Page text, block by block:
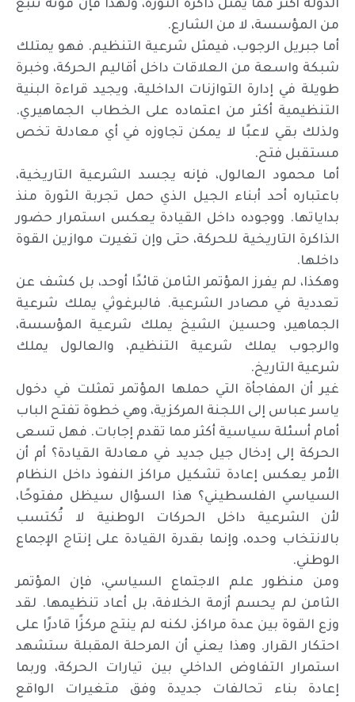
الدولة أكثر مما يمثل ذاكرة الثورة، ولهذا فإن قوته تنبع
من المؤسسة، لا من الشارع.
أما جبريل الرجوب، فيمثل شرعية التنظيم. فهو يمتلك
شبكة واسعة من العلاقات داخل أقاليم الحركة، وخبرة
طويلة في إدارة التوازنات الداخلية، ويجيد قراءة البنية
التنظيمية أكثر من اعتماده على الخطاب الجماهيري.
ولذلك بقي لاعبًا لا يمكن تجاوزه في أي معادلة تخص
مستقبل فتح.
أما محمود العالول، فإنه يجسد الشرعية التاريخية،
باعتباره أحد أبناء الجيل الذي حمل تجربة الثورة منذ
بداياتها. ووجوده داخل القيادة يعكس استمرار حضور
الذاكرة التاريخية للحركة، حتى وإن تغيرت موازين القوة
داخلها.
وهكذا، لم يفرز المؤتمر الثامن قائدًا أوحد، بل كشف عن
تعددية في مصادر الشرعية. فالبرغوثي يملك شرعية
الجماهير، وحسين الشيخ يملك شرعية المؤسسة،
والرجوب يملك شرعية التنظيم، والعالول يملك
شرعية التاريخ.
غير أن المفاجأة التي حملها المؤتمر تمثلت في دخول
ياسر عباس إلى اللجنة المركزية، وهي خطوة تفتح الباب
أمام أسئلة سياسية أكثر مما تقدم إجابات. فهل تسعى
الحركة إلى إدخال جيل جديد في معادلة القيادة؟ أم أن
الأمر يعكس إعادة تشكيل مراكز النفوذ داخل النظام
السياسي الفلسطيني؟ هذا السؤال سيظل مفتوحًا،
لأن الشرعية داخل الحركات الوطنية لا تُكتسب
بالانتخاب وحده، وإنما بقدرة القيادة على إنتاج الإجماع
الوطني.
ومن منظور علم الاجتماع السياسي، فإن المؤتمر
الثامن لم يحسم أزمة الخلافة، بل أعاد تنظيمها. لقد
وزع القوة بين عدة مراكز، لكنه لم ينتج مركزًا قادرًا على
احتكار القرار. وهذا يعني أن المرحلة المقبلة ستشهد
استمرار التفاوض الداخلي بين تيارات الحركة، وربما
إعادة بناء تحالفات جديدة وفق متغيرات الواقع